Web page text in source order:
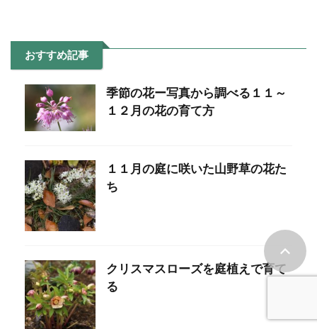
おすすめ記事
季節の花ー写真から調べる１１～
１２月の花の育て方
１１月の庭に咲いた山野草の花た
ち
クリスマスローズを庭植えで育て
る